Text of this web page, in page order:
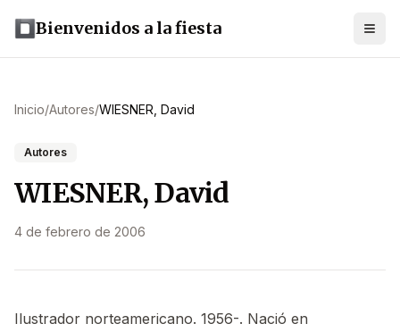
Bienvenidos a la fiesta
Inicio/Autores/WIESNER, David
Autores
WIESNER, David
4 de febrero de 2006
Ilustrador norteamericano. 1956-. Nació en